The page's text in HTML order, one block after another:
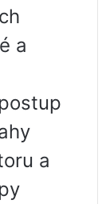
a
a